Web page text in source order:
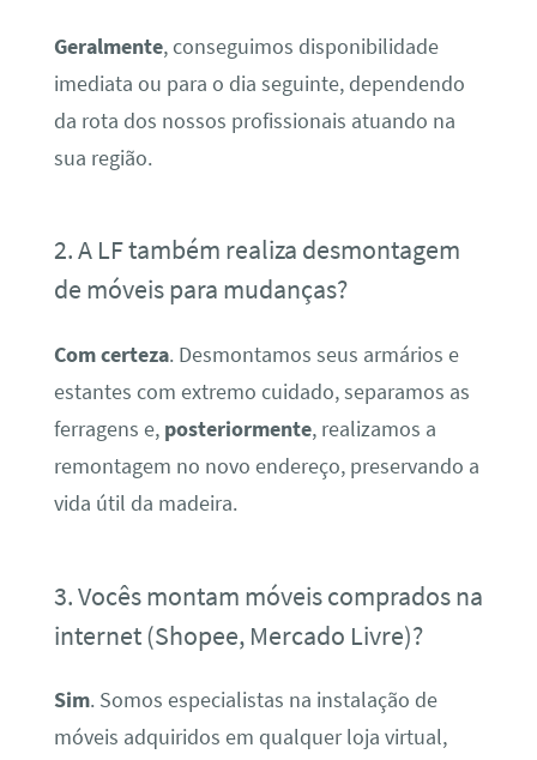
Geralmente, conseguimos disponibilidade
imediata ou para o dia seguinte, dependendo
da rota dos nossos profissionais atuando na
sua região.
2. A LF também realiza desmontagem
de móveis para mudanças?
Com certeza. Desmontamos seus armários e
estantes com extremo cuidado, separamos as
ferragens e, posteriormente, realizamos a
remontagem no novo endereço, preservando a
vida útil da madeira.
3. Vocês montam móveis comprados na
internet (Shopee, Mercado Livre)?
Sim. Somos especialistas na instalação de
móveis adquiridos em qualquer loja virtual,